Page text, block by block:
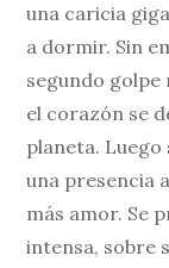
una caricia
a dormir. Sin
segundo
el corazón se
planeta. Luego
una presencia
más amor. Se
intensa, sobre